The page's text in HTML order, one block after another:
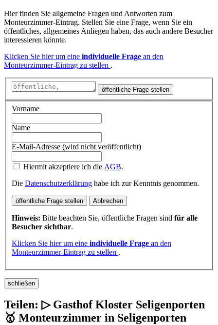
Hier finden Sie allgemeine Fragen und Antworten zum
Monteurzimmer-Eintrag. Stellen Sie eine Frage, wenn Sie ein
öffentliches, allgemeines Anliegen haben, das auch andere Besucher
interessieren könnte.
Klicken Sie hier um eine individuelle Frage an den
Monteurzimmer-Eintrag zu stellen .
öffentliche Frage stellen
Vorname
Name
E-Mail-Adresse (wird nicht veröffentlicht)
Hiermit akzeptiere ich die AGB.
Die Datenschutzerklärung habe ich zur Kenntnis genommen.
öffentliche Frage stellen Abbrechen
Hinweis: Bitte beachten Sie, öffentliche Fragen sind für alle
Besucher sichtbar.
Klicken Sie hier um eine individuelle Frage an den
Monteurzimmer-Eintrag zu stellen .
schließen
Teilen: ▷ Gasthof Kloster Seligenporten
🥇 Monteurzimmer in Seligenporten